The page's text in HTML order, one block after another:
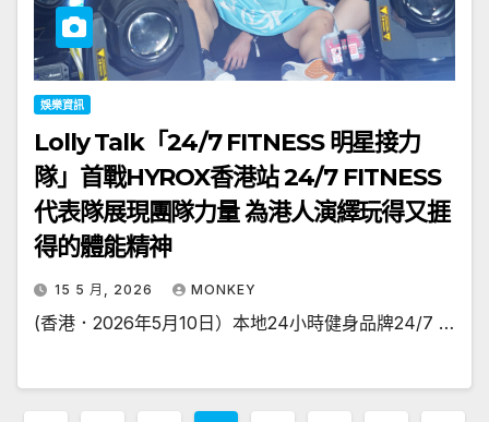
娛樂資訊
Lolly Talk「24/7 FITNESS 明星接力
隊」首戰HYROX香港站 24/7 FITNESS
代表隊展現團隊力量 為港人演繹玩得又捱
得的體能精神
15 5 月, 2026 MONKEY
(香港．2026年5月10日）本地24小時健身品牌24/7 …